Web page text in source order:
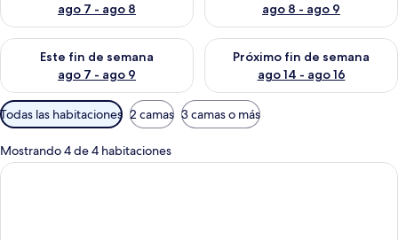
ago 7 - ago 8
ago 8 - ago 9
Este fin de semana
ago 7 - ago 9
Consulta la disponibilidad para este fin de semana ago 7 -
Próximo fin de semana
ago 14 - ago 16
Consulta la disponibilidad
Filtros
disponibles
para
las
Todas las habitaciones 2 camas 3 camas o más
Mostrando 4 de 4 habitaciones